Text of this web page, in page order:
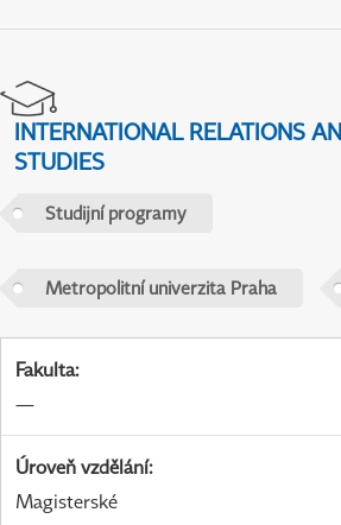
INTERNATIONAL RELATIONS
STUDIES
Studijní programy
Metropolitní univerzita Praha
Fakulta:
—
Úroveň vzdělání:
Magisterské